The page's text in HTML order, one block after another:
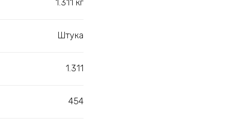
1.311 кг
Штука
1.311
454